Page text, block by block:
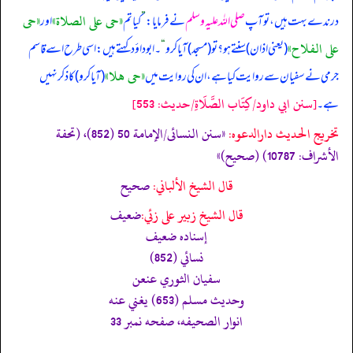
درندے بہت ہیں، تو آپصلی اللہ علیہ وسلمنے فرمایا:”کیا تم«حى على الصلاة»اور«حى
على الفلاح»(یعنی اذان) سنتے ہو؟ تو (مسجد) آیا کرو“۔ ابوداؤد کہتے ہیں: اسی طرح اسے قاسم
جرمی نے سفیان سے روایت کیا ہے، ان کی روایت میں«حى هلا»(آیا کرو) کا ذکر نہیں
ہے۔[سنن ابي داود/كِتَاب الصَّلَاةِ/حدیث: 553]
تخریج الحدیث دارالدعوہ:
«‏‏‏‏سنن النسائی/الإمامة 50 (852)، (تحفة
الأشراف: 10787) (صحیح)»
قال الشيخ الألباني:صحيح
قال الشيخ زبير على زئي:ضعيف
إسناده ضعيف
نسائي (852)
سفيان الثوري عنعن
وحديث مسلم (653) يغني عنه
انوار الصحيفه، صفحه نمبر 33